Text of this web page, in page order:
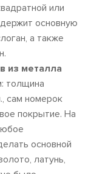
или
основную
а также
из металла
толщина
сам номерок
покрытие. На
основной
латунь,